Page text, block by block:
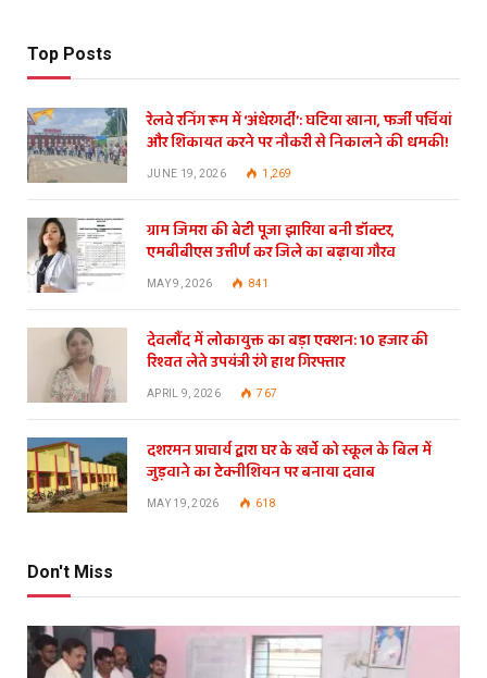
Top Posts
रेलवे रनिंग रूम में ‘अंधेरगर्दी’: घटिया खाना, फर्जी पर्चियां
और शिकायत करने पर नौकरी से निकालने की धमकी!
JUNE 19, 2026 1,269
ग्राम जिमरा की बेटी पूजा झारिया बनी डॉक्टर,
एमबीबीएस उत्तीर्ण कर जिले का बढ़ाया गौरव
MAY 9, 2026 841
देवलौंद में लोकायुक्त का बड़ा एक्शन: 10 हजार की
रिश्वत लेते उपयंत्री रंगे हाथ गिरफ्तार
APRIL 9, 2026 767
दशरमन प्राचार्य द्वारा घर के खर्चे को स्कूल के बिल में
जुड़वाने का टेक्नीशियन पर बनाया दवाब
MAY 19, 2026 618
Don't Miss